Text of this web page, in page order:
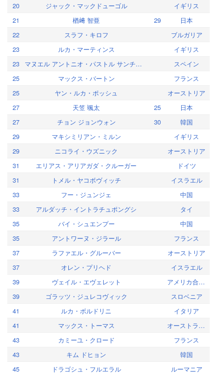
20
ジャック・マックドューゴル
イギリス
21
楢﨑 智亜 29
日本
22
スラフ・キロフ
ブルガリア
23
ルカ・マーティンス
イギリス
23
マヌエル アントニオ・パストル サンチェス
スペイン
25
マックス・バートン
フランス
25
ヤン・ルカ・ポッシュ
オーストリア
27
天笠 颯太 25
日本
27
チョン ジョンウォン 30
韓国
29
マキシミリアン・ミルン
イギリス
29
ニコライ・ウズニック
オーストリア
31
エリアス・アリアガダ・クルーガー
ドイツ
31
トメル・ヤコボヴィッチ
イスラエル
33
フー・ジュンジェ
中国
33
アルダッチ・イントラチュポングシ
タイ
35
バイ・シュエンプー
中国
35
アントワーヌ・ジラール
フランス
37
ラファエル・グルーバー
オーストリア
37
オレン・プリヘド
イスラエル
39
ヴェイル・エヴェレット
アメリカ合衆国
39
ゴラッツ・ジュレコヴィック
スロベニア
41
ルカ・ボルドリニ
イタリア
41
マックス・トーマス
オーストラリア
43
カミーユ・クロード
フランス
43
キム ドヒョン
韓国
45
ドラゴシュ・フルエラル
ルーマニア